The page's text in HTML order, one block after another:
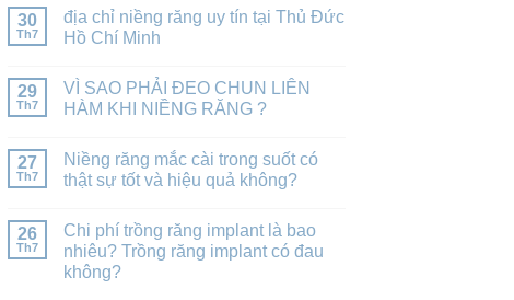
30
Th7
địa chỉ niềng răng uy tín tại Thủ Đức
Hồ Chí Minh
29
Th7
VÌ SAO PHẢI ĐEO CHUN LIÊN
HÀM KHI NIỀNG RĂNG ?
27
Th7
Niềng răng mắc cài trong suốt có
thật sự tốt và hiệu quả không?
26
Th7
Chi phí trồng răng implant là bao
nhiêu? Trồng răng implant có đau
không?